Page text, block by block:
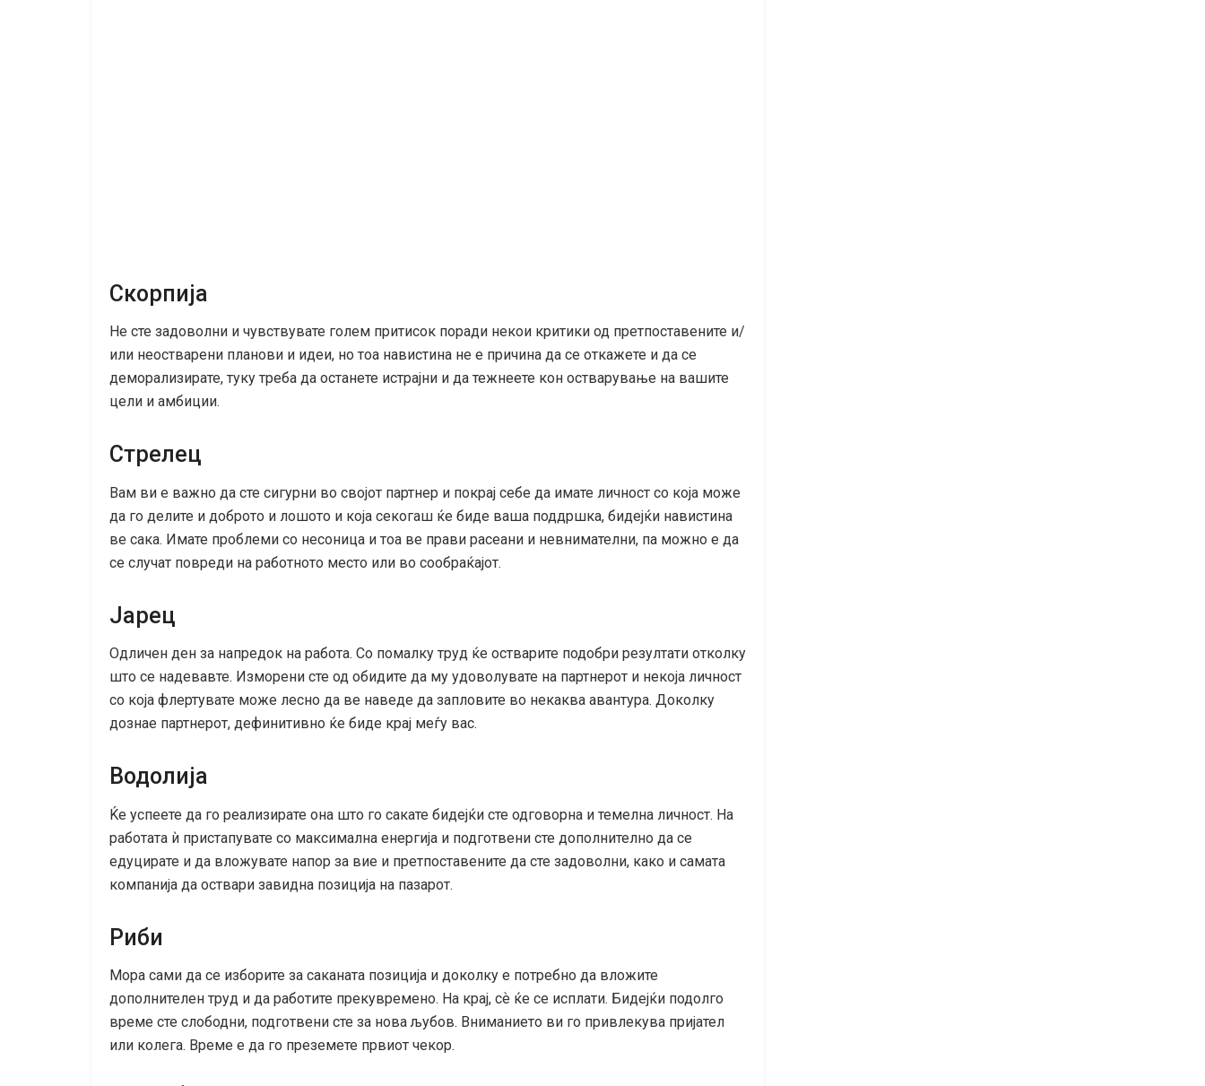
Скорпија
Не сте задоволни и чувствувате голем притисок поради некои критики од претпоставените и/
или неостварени планови и идеи, но тоа навистина не е причина да се откажете и да се
деморализирате, туку треба да останете истрајни и да тежнеете кон остварување на вашите
цели и амбиции.
Стрелец
Вам ви е важно да сте сигурни во својот партнер и покрај себе да имате личност со која може
да го делите и доброто и лошото и која секогаш ќе биде ваша поддршка, бидејќи навистина
ве сака. Имате проблеми со несоница и тоа ве прави расеани и невнимателни, па можно е да
се случат повреди на работното место или во сообраќајот.
Јарец
Одличен ден за напредок на работа. Со помалку труд ќе остварите подобри резултати отколку
што се надевавте. Изморени сте од обидите да му удоволувате на партнерот и некоја личност
со која флертувате може лесно да ве наведе да запловите во некаква авантура. Доколку
дознае партнерот, дефинитивно ќе биде крај меѓу вас.
Водолија
Ќе успеете да го реализирате она што го сакате бидејќи сте одговорна и темелна личност. На
работата ѝ пристапувате со максимална енергија и подготвени сте дополнително да се
едуцирате и да вложувате напор за вие и претпоставените да сте задоволни, како и самата
компанија да оствари завидна позиција на пазарот.
Риби
Мора сами да се изборите за саканата позиција и доколку е потребно да вложите
дополнителен труд и да работите прекувремено. На крај, сѐ ќе се исплати. Бидејќи подолго
време сте слободни, подготвени сте за нова љубов. Вниманието ви го привлекува пријател
или колега. Време е да го преземете првиот чекор.